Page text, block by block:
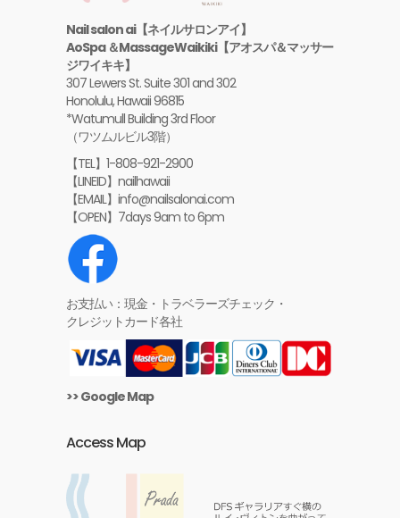
Nail salon ai【ネイルサロンアイ】
AoSpa ＆MassageWaikiki【アオスパ＆マッサー
ジワイキキ】
307 Lewers St. Suite 301 and 302
Honolulu, Hawaii 96815
*Watumull Building 3rd Floor
（ワツムルビル3階）
【TEL】1-808-921-2900
【LINEID】nailhawaii
【EMAIL】info@nailsalonai.com
【OPEN】7days 9am to 6pm
お支払い：現金・トラベラーズチェック・
クレジットカード各社
>> Google Map
Access Map